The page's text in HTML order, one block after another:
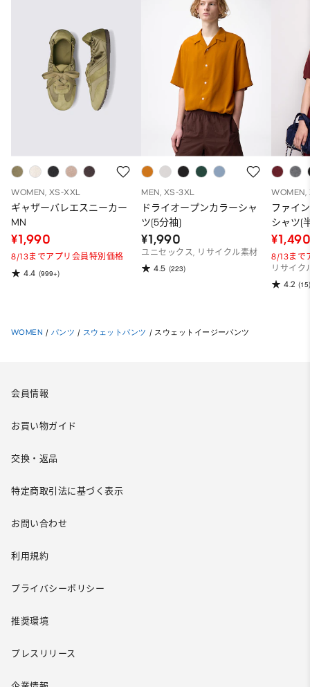
WOMEN, XS-XXL
ギャザーバレエスニーカー
MN
¥1,990
8/13までアプリ会員特別価格
4.4 (999+)
MEN, XS-3XL
ドライオープンカラーシャ
ツ(5分袖)
¥1,990
ユニセックス, リサイクル素材
4.5 (223)
WOMEN,
ファイ
シャツ(
8/13まで
リサイク
4.2 (15)
WOMEN / パンツ / スウェットパンツ / スウェットイージーパンツ
会員情報
お買い物ガイド
交換・返品
特定商取引法に基づく表示
お問い合わせ
利用規約
プライバシーポリシー
推奨環境
プレスリリース